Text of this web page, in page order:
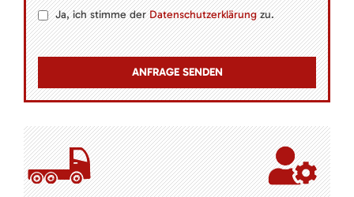
Ja, ich stimme derDatenschutzerklärungzu.